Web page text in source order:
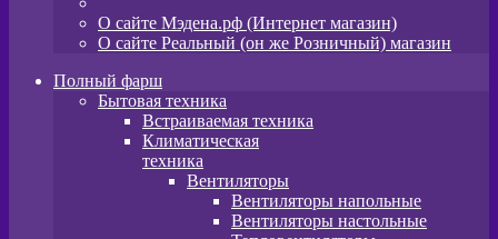
О сайте Мэдена.рф (Интернет магазин)
О сайте Реальный (он же Розничный) магазин
Полный фарш
Бытовая техника
Встраиваемая техника
Климатическая
техника
Вентиляторы
Вентиляторы напольные
Вентиляторы настольные